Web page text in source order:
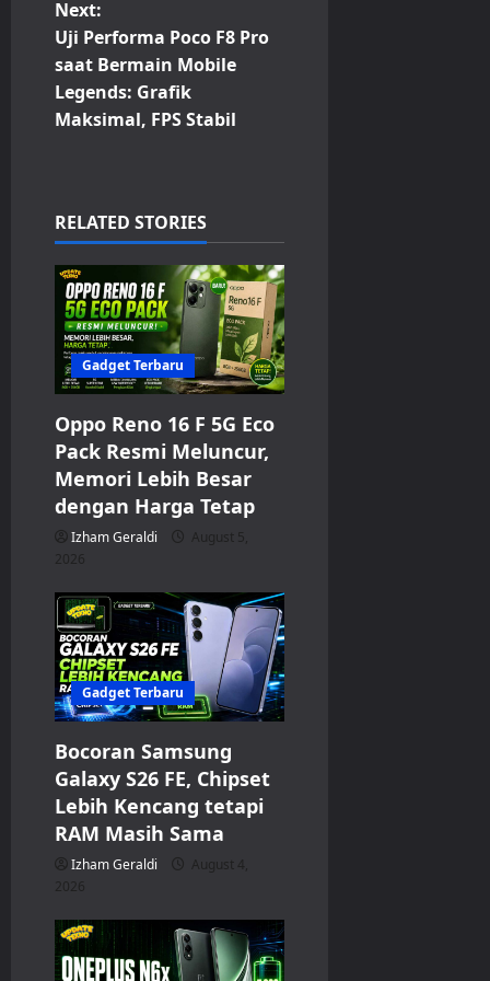
t
n
a
i
g
a
t
i
o
n
Next:
Uji Performa Poco F8 Pro
saat Bermain Mobile
Legends: Grafik
Maksimal, FPS Stabil
RELATED STORIES
Gadget Terbaru
Oppo Reno 16 F 5G Eco
Pack Resmi Meluncur,
Memori Lebih Besar
dengan Harga Tetap
Izham Geraldi
August 5,
2026
Gadget Terbaru
Bocoran Samsung
Galaxy S26 FE, Chipset
Lebih Kencang tetapi
RAM Masih Sama
Izham Geraldi
August 4,
2026